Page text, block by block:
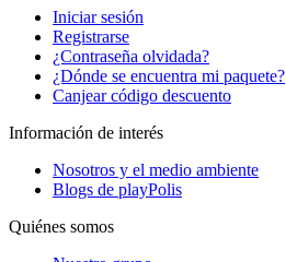
Iniciar sesión
Registrarse
¿Contraseña olvidada?
¿Dónde se encuentra mi paquete?
Canjear código descuento
Información de interés
Nosotros y el medio ambiente
Blogs de playPolis
Quiénes somos